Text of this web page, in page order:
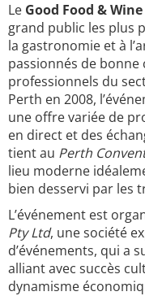
Le Good Food & Wine
grand public les plus
la gastronomie et à
passionnés de bonne
professionnels du
Perth en 2008,
une offre variée de
en direct et des
tient au Perth
lieu moderne
bien desservi par les
L’événement est
Pty Ltd, une société
d’événements, qui a
alliant avec succès
dynamisme